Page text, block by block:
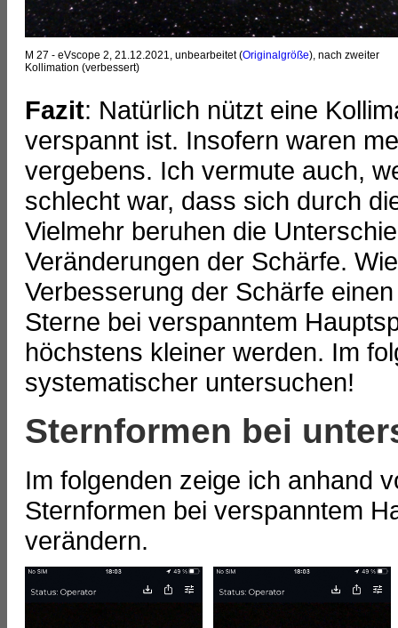
M 27 - eVscope 2, 21.12.2021, unbearbeitet (Originalgröße), nach zweiter
Kollimation (verbessert)
Fazit: Natürlich nützt eine
verspannt ist. Insofern waren
vergebens. Ich vermute auch,
schlecht war, dass sich durch
Vielmehr beruhen die
Veränderungen der Schärfe.
Verbesserung der Schärfe
Sterne bei verspanntem
höchstens kleiner werden. Im
systematischer untersuchen!
Sternformen bei
Im folgenden zeige ich anhand
Sternformen bei verspanntem
verändern.